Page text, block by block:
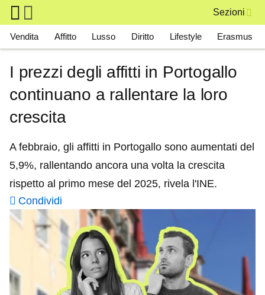
Skip to main content
Sezioni
Main navigation
Vendita Affitto Lusso Diritto Lifestyle Erasmus
I prezzi degli affitti in Portogallo
continuano a rallentare la loro
crescita
A febbraio, gli affitti in Portogallo sono aumentati del
5,9%, rallentando ancora una volta la crescita
rispetto al primo mese del 2025, rivela l'INE.
Condividi